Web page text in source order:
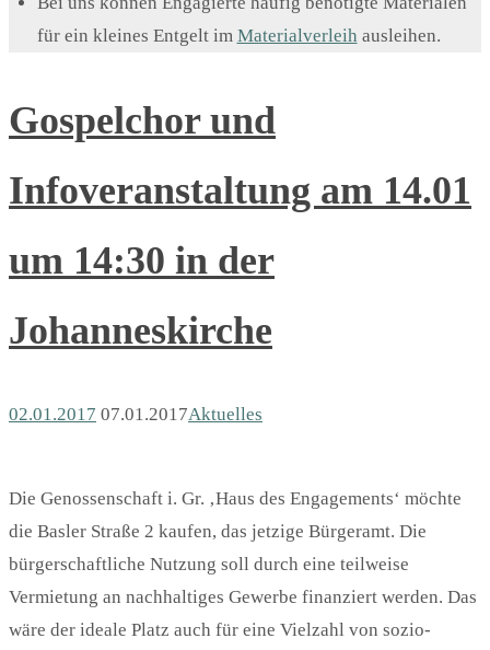
für ein kleines Entgelt im Materialverleih ausleihen.
Gospelchor und
Infoveranstaltung am 14.01
um 14:30 in der
Johanneskirche
02.01.2017 07.01.2017Aktuelles
Die Genossenschaft i. Gr. ‚Haus des Engagements‘ möchte
die Basler Straße 2 kaufen, das jetzige Bürgeramt. Die
bürgerschaftliche Nutzung soll durch eine teilweise
Vermietung an nachhaltiges Gewerbe finanziert werden. Das
wäre der ideale Platz auch für eine Vielzahl von sozio-